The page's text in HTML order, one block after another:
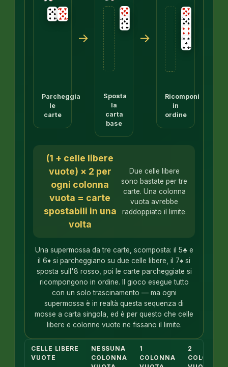
Parcheggia
le
carte
→
Sposta
la
carta
base
→
Ricomponi
in
ordine
(1 + celle libere
vuote) × 2 per
ogni colonna
vuota = carte
spostabili in una
volta
Due celle libere
sono bastate per tre
carte. Una colonna
vuota avrebbe
raddoppiato il limite.
Una supermossa da tre carte, scomposta: il 5♣ e
il 6♦ si parcheggiano su due celle libere, il 7♠ si
sposta sull'8 rosso, poi le carte parcheggiate si
ricompongono in ordine. Il gioco esegue tutto
con un solo trascinamento — ma ogni
supermossa è in realtà questa sequenza di
mosse a carta singola, ed è per questo che celle
libere e colonne vuote ne fissano il limite.
CELLE LIBERE
VUOTE
NESSUNA
COLONNA
1
COLONNA
2
COLONNE